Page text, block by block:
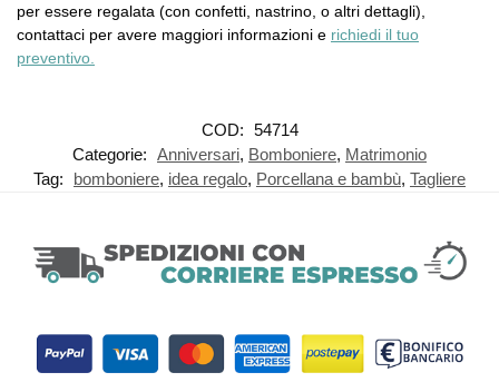
per essere regalata (con confetti, nastrino, o altri dettagli),
contattaci per avere maggiori informazioni e richiedi il tuo
preventivo.
COD: 54714
Categorie: Anniversari, Bomboniere, Matrimonio
Tag:
bomboniere, idea regalo, Porcellana e bambù, Tagliere